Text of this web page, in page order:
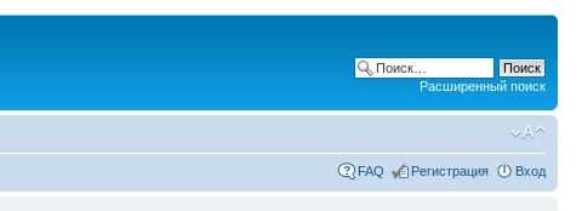
Расширенный поиск
FAQ Регистрация Вход